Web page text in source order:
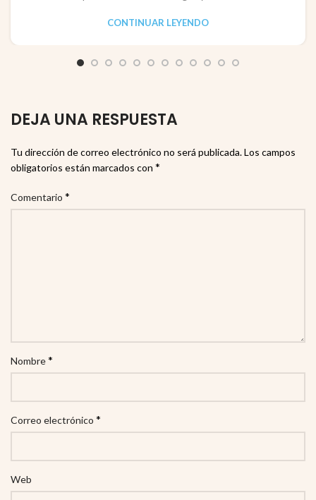
CONTINUAR LEYENDO
DEJA UNA RESPUESTA
Tu dirección de correo electrónico no será publicada.Los campos
obligatorios están marcados con *
Comentario *
Nombre*
Correo electrónico *
Web